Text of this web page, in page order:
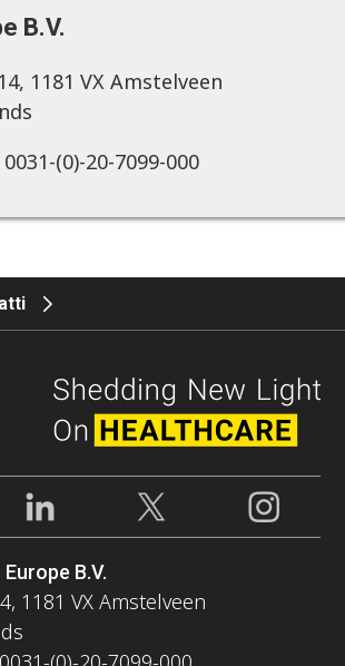
B.V.
1181 VX Amstelveen
(0)-20-7099-000
B.V.
1181 VX Amstelveen